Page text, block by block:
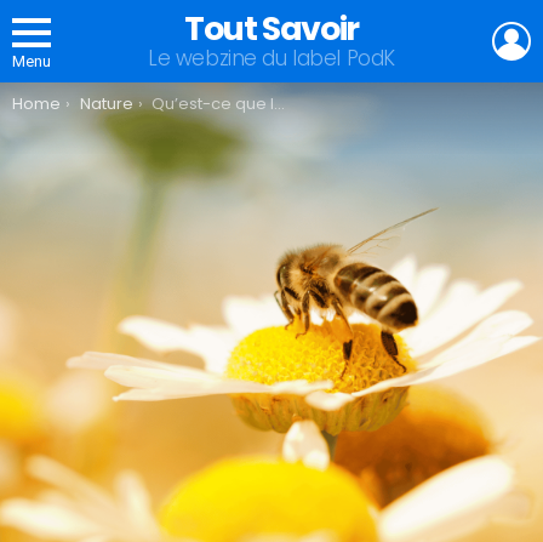
Menu
Tout Savoir
Le webzine du label PodK
You are here:
Home Nature Qu’est-ce que la symbiose ?